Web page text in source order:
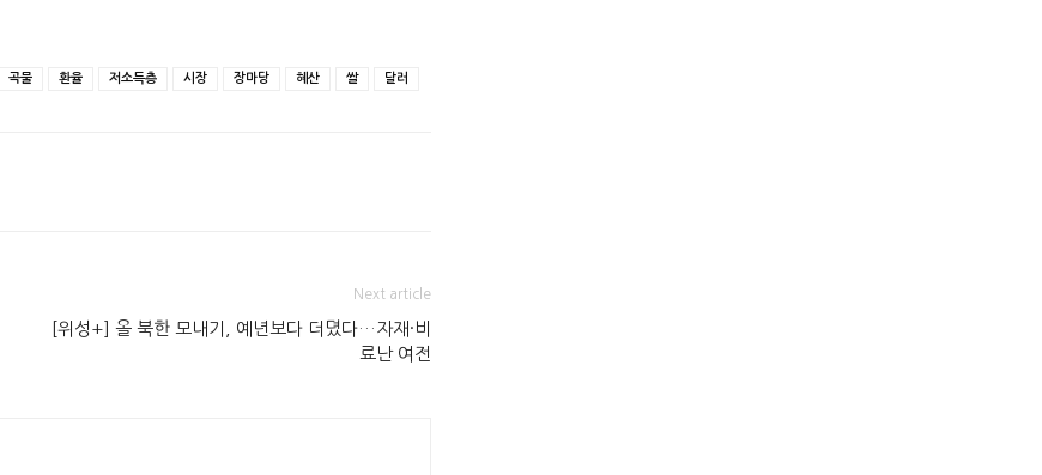
곡물 환율 저소득층 시장 장마당 혜산 쌀 달러
Next article
[위성+] 올 북한 모내기, 예년보다 더뎠다…자재·비
료난 여전